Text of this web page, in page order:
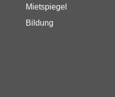
Mietspiegel
Bildung